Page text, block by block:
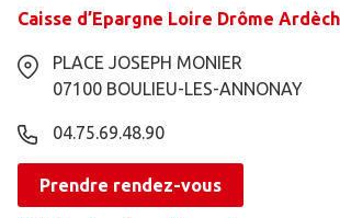
Caisse d’Epargne Loire Drôme
PLACE JOSEPH MONIER
07100 BOULIEU-LES-ANNONAY
04.75.69.48.90
Prendre rendez-vous